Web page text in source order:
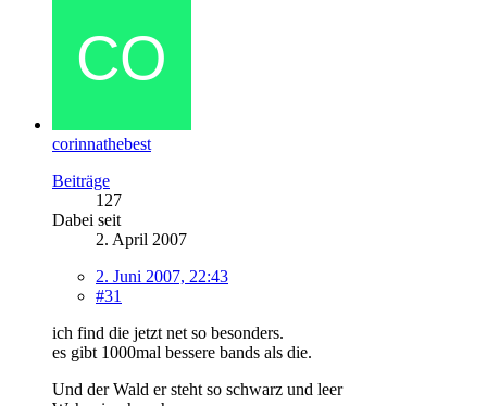
corinnathebest
Beiträge
127
Dabei seit
2. April 2007
2. Juni 2007, 22:43
#31
ich find die jetzt net so besonders.
es gibt 1000mal bessere bands als die.
Und der Wald er steht so schwarz und leer